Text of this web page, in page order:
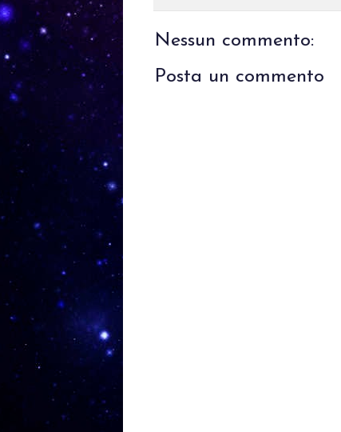
Nessun commento:
Posta un commento